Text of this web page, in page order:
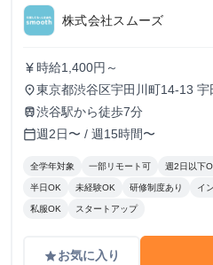
株式会社スムーズ
currency_yen 時給1,400円～
place東京都渋谷区宇田川町14-13
train渋谷駅から徒歩7分
calendar_today週2日〜 / 週15時間〜
全学年対象 一部リモート可 週2日以下
半日OK 未経験OK 研修制度あり イ
私服OK スタートアップ
gradeお気に入り